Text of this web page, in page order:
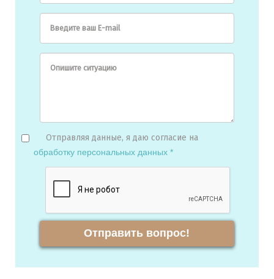
Введите ваш E-mail
Опишите ситуацию
Отправляя данные, я даю согласие на
обработку персональных данных *
Отправить вопрос!